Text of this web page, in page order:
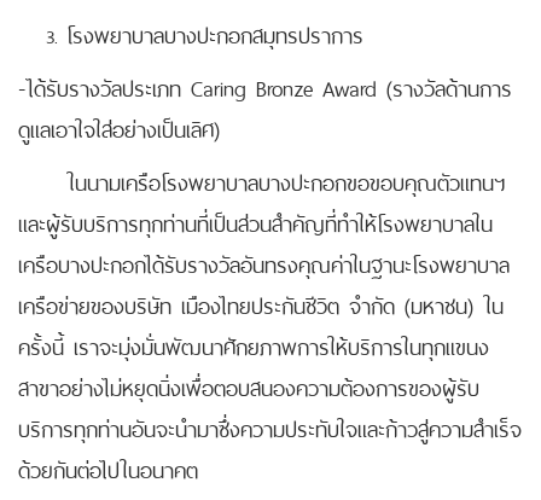
โรงพยาบาลบางปะกอกสมุทรปราการ
-ได้รับรางวัลประเภท Caring Bronze Award (รางวัลด้านการ
ดูแลเอาใจใส่อย่างเป็นเลิศ)
ในนามเครือโรงพยาบาลบางปะกอกขอขอบคุณตัวแทนฯ
และผู้รับบริการทุกท่านที่เป็นส่วนสำคัญที่ทำให้โรงพยาบาลใน
เครือบางปะกอกได้รับรางวัลอันทรงคุณค่าในฐานะโรงพยาบาล
เครือข่ายของบริษัท เมืองไทยประกันชีวิต จำกัด (มหาชน) ใน
ครั้งนี้ เราจะมุ่งมั่นพัฒนาศักยภาพการให้บริการในทุกแขนง
สาขาอย่างไม่หยุดนิ่งเพื่อตอบสนองความต้องการของผู้รับ
บริการทุกท่านอันจะนำมาซึ่งความประทับใจและก้าวสู่ความสำเร็จ
ด้วยกันต่อไปในอนาคต